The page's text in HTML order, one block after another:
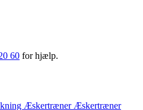
60 for hjælp.
Æskertræner Æskertræner